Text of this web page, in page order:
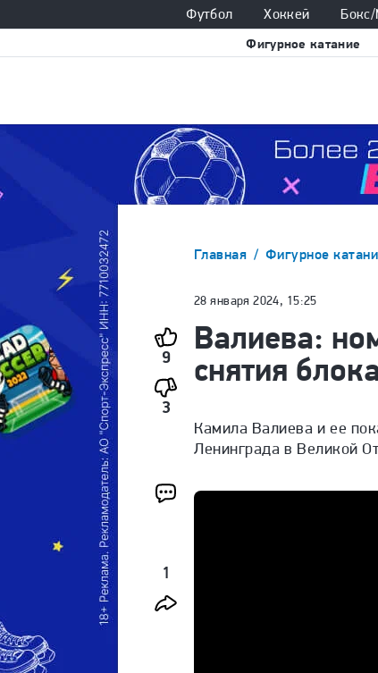
Футбол Хоккей
Фигурное катание
Главная Фигурное
9
3
1
28 января 2024, 15:25
Валиева:
снятия
Камила Валиева и ее
Ленинграда в Великой